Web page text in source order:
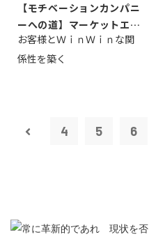
【モチベーションカンパニ
ーへの道】マーケットエン
タープライズ...
お客様とＷｉｎＷｉｎな関
係性を築く
4 5 6